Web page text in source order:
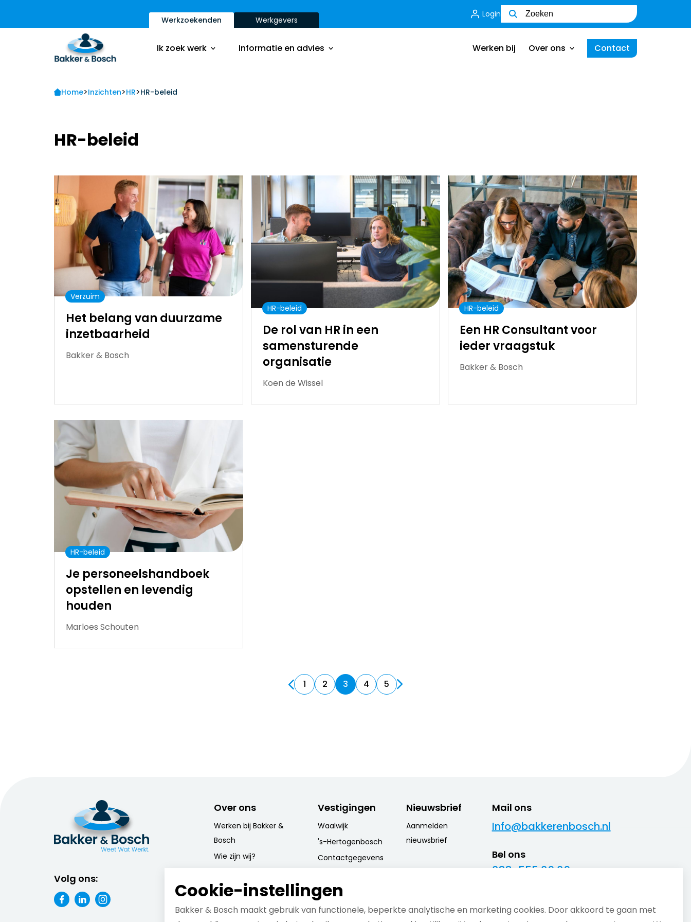
Werkzoekenden Werkgevers
Login
Ik zoek werk
Vacatures
Ik ben een werkgever
Informatie en advies Werken bij Over ons
Ik ben een werkgever
Contact
Vacatures
Inschrijfformulier
Onze aanpak
Onze dienstverbanden
Wie zijn wij
Home>Inzichten>HR>HR-beleid
HR-beleid
Verzuim
Het belang van duurzame
inzetbaarheid
Bakker & Bosch
HR-beleid
De rol van HR in een
samensturende
organisatie
Koen de Wissel
HR-beleid
Een HR Consultant voor
ieder vraagstuk
Bakker & Bosch
HR-beleid
Je personeelshandboek
opstellen en levendig
houden
Marloes Schouten
1 2 3 4 5
Volg ons:
Over ons
Werken bij Bakker &
Bosch
Wie zijn wij?
Onze activiteiten
Onze opdrachtgevers
Vestigingen
Waalwijk
's-Hertogenbosch
Contactgegevens
Nieuwsbrief
Aanmelden
nieuwsbrief
Mail ons
Info@bakkerenbosch.nl
Bel ons
088-555 09 09
17.00 uur.
Cookie-instellingen
Bakker & Bosch maakt gebruik van functionele, beperkte analytische en marketing cookies. Door akkoord te gaan met